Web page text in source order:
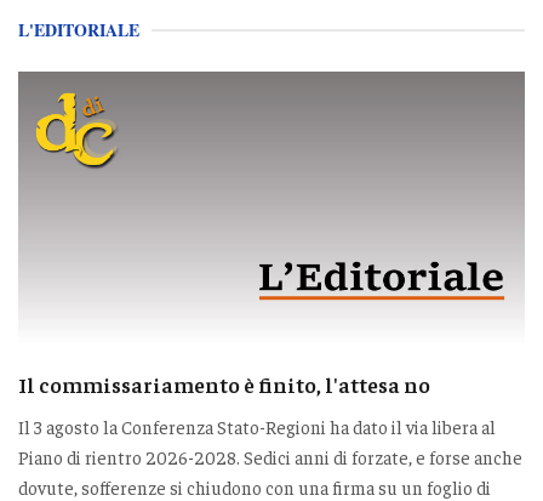
L'EDITORIALE
Il commissariamento è finito, l'attesa no
Il 3 agosto la Conferenza Stato-Regioni ha dato il via libera al
Piano di rientro 2026-2028. Sedici anni di forzate, e forse anche
dovute, sofferenze si chiudono con una firma su un foglio di